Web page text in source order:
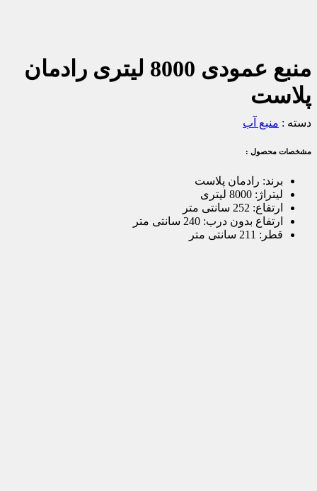
منبع عمودی 8000 لیتری رادمان
پلاست
دسته : منبع آب
مشخصات محصول :
برند: رادمان پلاست
لیتراژ : 8000 لیتری
ارتفاع: 252 سانتی متر
ارتفاع بدون درب: 240 سانتی متر
قطر : 211 سانتی متر